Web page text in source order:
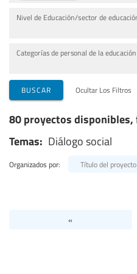
Nivel de Educación/sector de
Categorías de personal de la educación
BUSCAR Ocultar Los Filtros
80 proyectos
Temas: Diálogo social
Organizados por: Título del proyecto
«